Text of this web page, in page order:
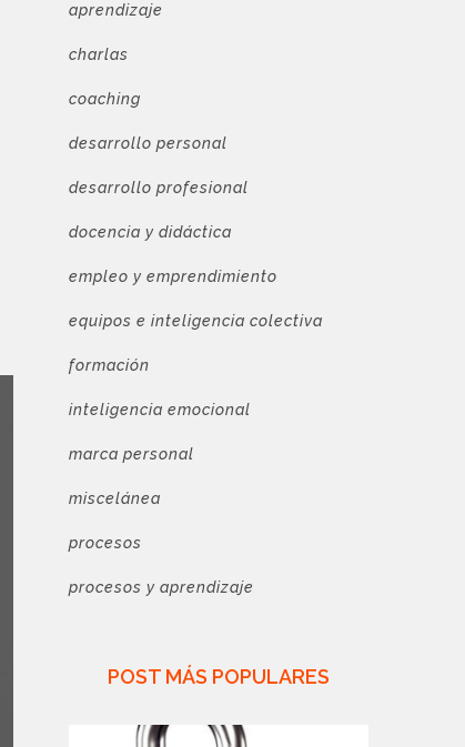
aprendizaje
charlas
coaching
desarrollo personal
desarrollo profesional
docencia y didáctica
empleo y emprendimiento
equipos e inteligencia colectiva
formación
inteligencia emocional
marca personal
miscelánea
procesos
procesos y aprendizaje
POST MÁS POPULARES